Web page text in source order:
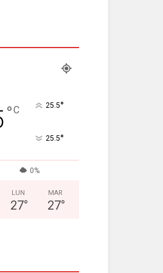
°C 25.5°
25.5°
0%
LUN
27°
MAR
27°